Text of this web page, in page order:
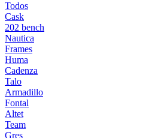
Todos
Cask
202 bench
Nautica
Frames
Huma
Cadenza
Talo
Armadillo
Fontal
Altet
Team
Gres